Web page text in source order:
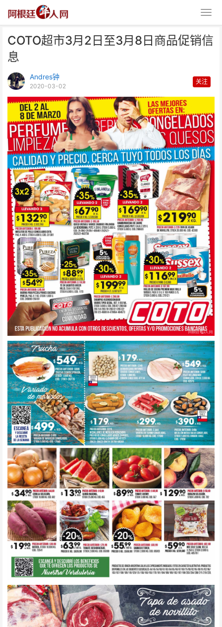
COTO超市3月2日至3月8日商品促销信
息
Andres钟
2020-03-02
关注
COTO超市3月2日至3月8日商品
促销信息